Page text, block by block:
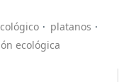
platanos
ecológica